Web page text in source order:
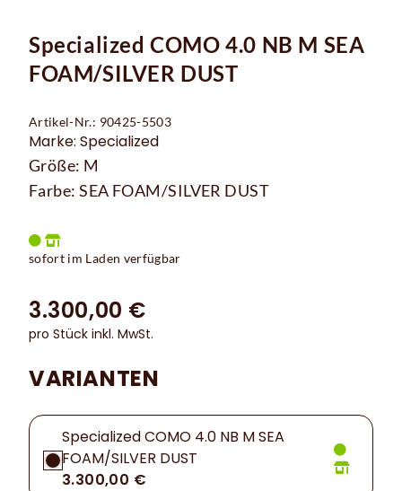
Specialized COMO 4.0 NB M SEA
FOAM/SILVER DUST
Artikel-Nr.: 90425-5503
Marke: Specialized
Größe: M
Farbe: SEA FOAM/SILVER DUST
sofort im Laden verfügbar
3.300,00 €
pro Stück inkl. MwSt.
VARIANTEN
Specialized COMO 4.0 NB M SEA
FOAM/SILVER DUST
3.300,00 €